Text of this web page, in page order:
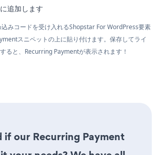
追加します
みコードを受け入れるShopstar For WordPress要素
スニペットの上に貼り付けます。保存してライ
ると、Recurring Paymentが表示されます！
if our Recurring Payment